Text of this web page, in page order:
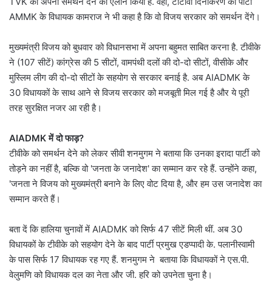
AMMK के विधायक कामराज ने भी कहा है कि वो विजय सरकार को समर्थन देंगे।
मुख्यमंत्री विजय को बुधवार को विधानसभा में अपना बहुमत साबित करना है. टीवीके
ने (107 सीटें) कांग्रेस की 5 सीटों, वामपंथी दलों की दो-दो सीटों, वीसीके और
मुस्लिम लीग की दो-दो सीटों के सहयोग से सरकार बनाई है. अब AIADMK के
30 विधायकों के साथ आने से विजय सरकार को मजबूती मिल गई है और ये पूरी
तरह सुरक्षित नजर आ रही है।
AIADMK में दो फाड़?
टीवीके को समर्थन देने को लेकर सीवी शनमुगम ने बताया कि उनका इरादा पार्टी को
तोड़ने का नहीं है, बल्कि वो 'जनता के जनादेश' का सम्मान कर रहे हैं. उन्होंने कहा,
'जनता ने विजय को मुख्यमंत्री बनाने के लिए वोट दिया है, और हम उस जनादेश का
सम्मान करते हैं।
बता दें कि हालिया चुनावों में AIADMK को सिर्फ 47 सीटें मिली थीं. अब 30
विधायकों के टीवीके को सहयोग देने के बाद पार्टी प्रमुख एडप्पादी के. पलानीस्वामी
के पास सिर्फ 17 विधायक रह गए हैं. शनमुगम ने बताया कि विधायकों ने एस.पी.
वेलुमणि को विधायक दल का नेता और जी. हरि को उपनेता चुना है।